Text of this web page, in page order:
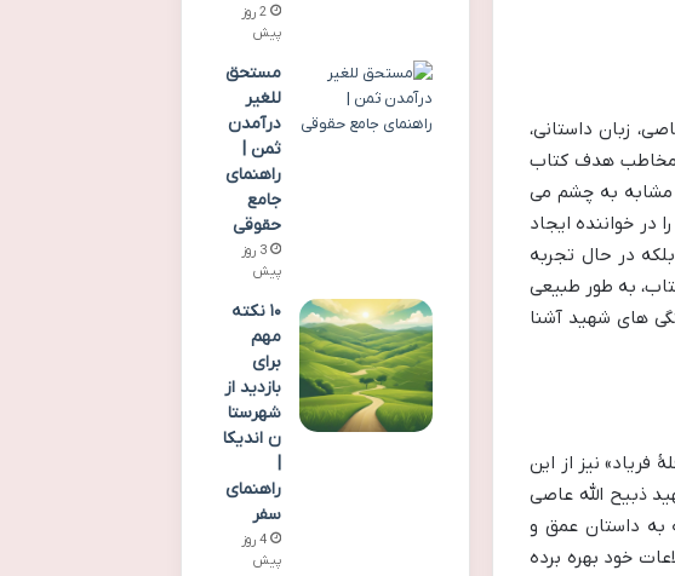
زبان داستانی،
مخاطب هدف کتاب
مشابه به چشم می
خواننده ایجاد
در حال تجربه
به طور طبیعی
های شهید آشنا
نیز از این
ذبیح الله عاصی
به داستان عمق و
خود بهره برده
2 روز
پیش
مستحق
للغیر
درآمدن
ثمن |
راهنمای
جامع
حقوقی
3 روز
پیش
۱۰ نکته
مهم
برای
بازدید از
شهرستا
ن اندیکا
راهنمای
سفر
4 روز
پیش